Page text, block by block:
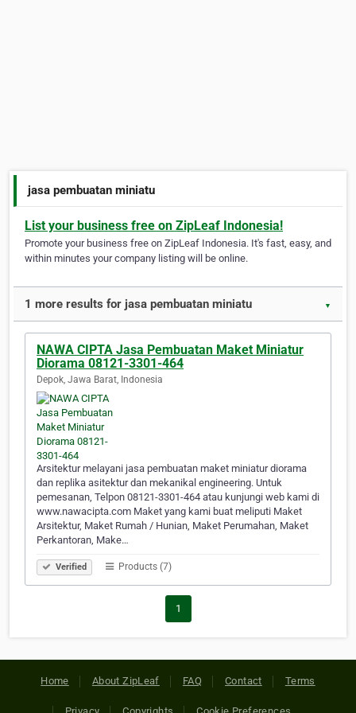
jasa pembuatan miniatu
List your business free on ZipLeaf Indonesia!
Promote your business free on ZipLeaf Indonesia. It's fast, easy, and
within minutes your company listing will be online.
1 more results for jasa pembuatan miniatu ▼
NAWA CIPTA Jasa Pembuatan Maket Miniatur
Diorama 08121-3301-464
Depok, Jawa Barat, Indonesia
Arsitektur melayani jasa pembuatan maket miniatur diorama
dan replika asitektur dan mekanikal engineering. Untuk
pemesanan, Telpon 08121-3301-464 atau kunjungi web kami di
www.nawacipta.com Maket yang kami buat meliputi Maket
Arsitektur, Maket Rumah / Hunian, Maket Perumahan, Maket
Perkantoran, Make…
Verified Products (7)
1
Home About ZipLeaf FAQ Contact Terms